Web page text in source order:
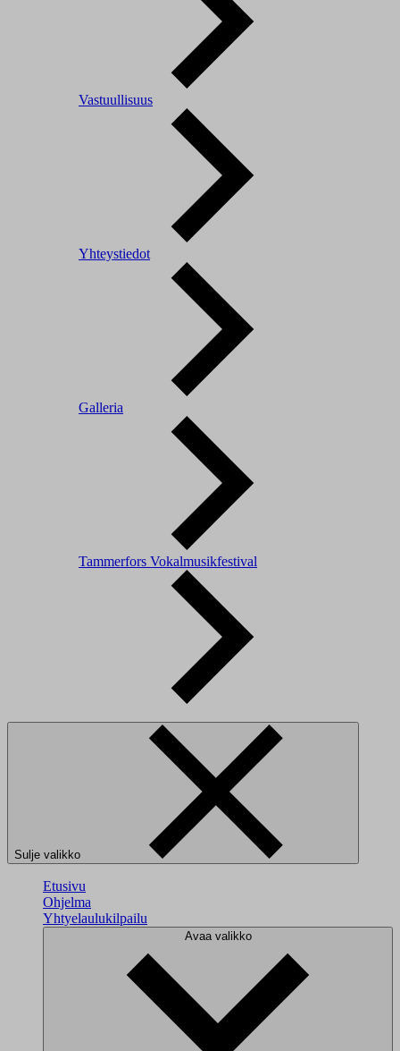
Vastuullisuus
Yhteystiedot
Galleria
Tammerfors Vokalmusikfestival
Sulje valikko
Etusivu
Ohjelma
Yhtyelaulukilpailu
Avaa valikko